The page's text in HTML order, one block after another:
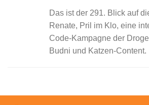
Das ist der 291. Blick auf
Renate, Pril im Klo, eine
Code-Kampagne der
Budni und Katzen-Content.